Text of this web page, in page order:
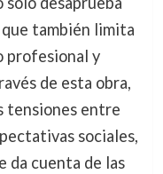
también limita
profesional y
de esta obra,
tensiones entre
sociales,
da cuenta de las